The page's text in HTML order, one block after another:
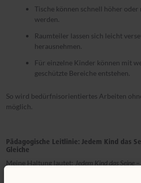
Tische können schnell höher
werden.
Raumteiler lassen sich leicht
herausnehmen.
Für einzelne Kinder können mit
geschützte Bereiche entstehen.
So wird bedürfnisorientiertes Arbeiten
möglich.
Pädagogische Leitlinie: Jedem Kind das
Gleiche
Meine Haltung lautet: Jedem Kind das Seine
Das ist ein hoher Anspruch an